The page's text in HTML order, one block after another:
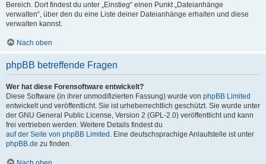
Bereich. Dort findest du unter „Einstieg“ einen Punkt „Dateianhänge
verwalten“, über den du eine Liste deiner Dateianhänge erhalten und diese
verwalten kannst.
Nach oben
phpBB betreffende Fragen
Wer hat diese Forensoftware entwickelt?
Diese Software (in ihrer unmodifizierten Fassung) wurde von phpBB Limited
entwickelt und veröffentlicht. Sie ist urheberrechtlich geschützt. Sie wurde unter
der GNU General Public License, Version 2 (GPL-2.0) veröffentlicht und kann
frei vertrieben werden. Weitere Details findest du
auf der Seite von phpBB Limited . Eine deutschsprachige Anlaufstelle ist unter
phpBB.de zu finden.